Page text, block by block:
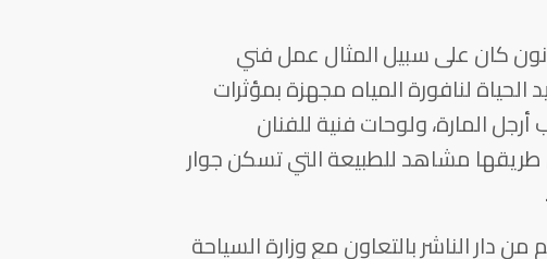
كان على سبيل المثال عمل فني
لنافورة المياه مجهزة بمؤثرات
المارة، ولوحات فنية للفنان
مشاهد للطبيعة التي تسكن جوار
دار الناشر بالتعاون مع وزارة السياحة